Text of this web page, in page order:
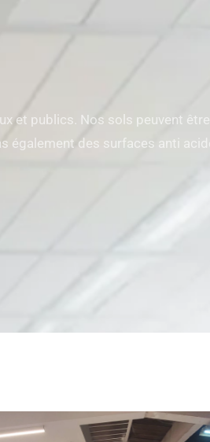
et publics. Nos sols peuvent être
également des surfaces anti